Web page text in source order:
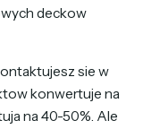
deckow
sie w
konwertuje na
na 40-50%. Ale